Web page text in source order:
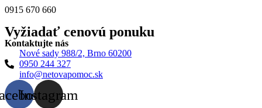
0915 670 660
Vyžiadať cenovú ponuku
Kontaktujte nás
Nové sady 988/2, Brno 60200
0950 244 327
info@netovapomoc.sk
Instagram